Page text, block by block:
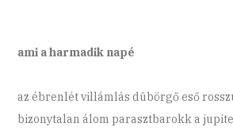
ami a harmadik napé
az ébrenlét villámlás dübörgő eső
bizonytalan álom parasztbarokk a